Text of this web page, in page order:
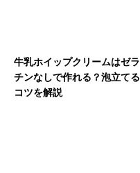
牛乳ホイップクリームはゼラ
チンなしで作れる？泡立てる
コツを解説